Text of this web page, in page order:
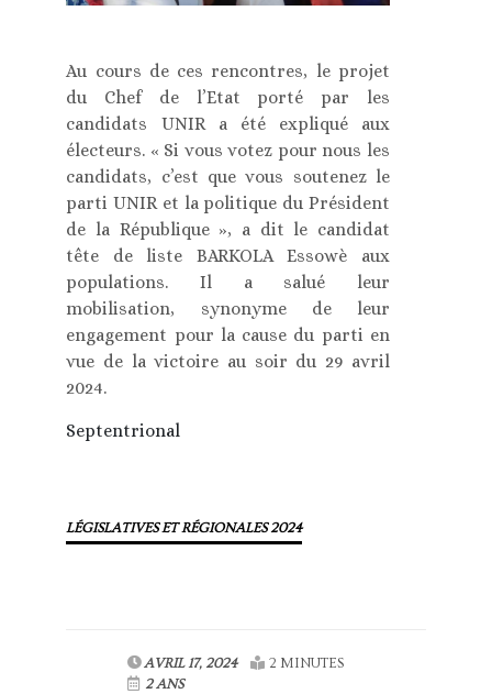
Au cours de ces rencontres, le projet
du Chef de l’Etat porté par les
candidats UNIR a été expliqué aux
électeurs. « Si vous votez pour nous les
candidats, c’est que vous soutenez le
parti UNIR et la politique du Président
de la République », a dit le candidat
tête de liste BARKOLA Essowè aux
populations. Il a salué leur
mobilisation, synonyme de leur
engagement pour la cause du parti en
vue de la victoire au soir du 29 avril
2024.
Septentrional
LÉGISLATIVES ET RÉGIONALES 2024
AVRIL 17, 2024
2 MINUTES
2 ANS